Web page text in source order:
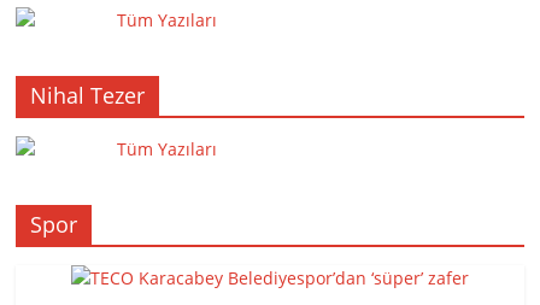
Tüm Yazıları
Nihal Tezer
Tüm Yazıları
Spor